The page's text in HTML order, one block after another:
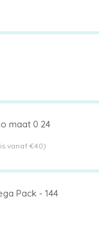
maat 0 24
vanaf €40)
Pack - 144